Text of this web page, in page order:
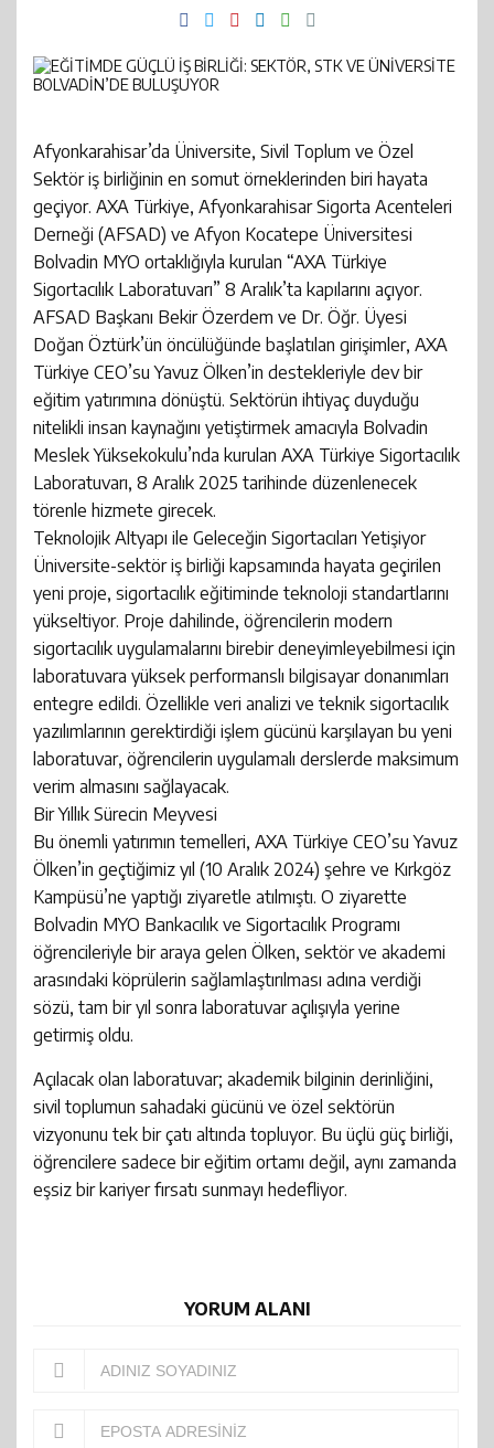
RADYO LOJİK 97.3
20:07 Vali Aktaş ve beraberindeki heyet Enerji Bakanı
köpeği toplandı
Afyonkarahisar’da Üniversite, Sivil Toplum ve Özel
Sektör iş birliğinin en somut örneklerinden biri hayata
geçiyor. AXA Türkiye, Afyonkarahisar Sigorta Acenteleri
Derneği (AFSAD) ve Afyon Kocatepe Üniversitesi
Bolvadin MYO ortaklığıyla kurulan “AXA Türkiye
Sigortacılık Laboratuvarı” 8 Aralık’ta kapılarını açıyor.
AFSAD Başkanı Bekir Özerdem ve Dr. Öğr. Üyesi
Doğan Öztürk’ün öncülüğünde başlatılan girişimler, AXA
Türkiye CEO’su Yavuz Ölken’in destekleriyle dev bir
eğitim yatırımına dönüştü. Sektörün ihtiyaç duyduğu
nitelikli insan kaynağını yetiştirmek amacıyla Bolvadin
Meslek Yüksekokulu’nda kurulan AXA Türkiye Sigortacılık
Laboratuvarı, 8 Aralık 2025 tarihinde düzenlenecek
törenle hizmete girecek.
Teknolojik Altyapı ile Geleceğin Sigortacıları Yetişiyor
Üniversite-sektör iş birliği kapsamında hayata geçirilen
yeni proje, sigortacılık eğitiminde teknoloji standartlarını
yükseltiyor. Proje dahilinde, öğrencilerin modern
sigortacılık uygulamalarını birebir deneyimleyebilmesi için
laboratuvara yüksek performanslı bilgisayar donanımları
entegre edildi. Özellikle veri analizi ve teknik sigortacılık
yazılımlarının gerektirdiği işlem gücünü karşılayan bu yeni
laboratuvar, öğrencilerin uygulamalı derslerde maksimum
verim almasını sağlayacak.
Bir Yıllık Sürecin Meyvesi
Bu önemli yatırımın temelleri, AXA Türkiye CEO’su Yavuz
Ölken’in geçtiğimiz yıl (10 Aralık 2024) şehre ve Kırkgöz
Kampüsü’ne yaptığı ziyaretle atılmıştı. O ziyarette
Bolvadin MYO Bankacılık ve Sigortacılık Programı
öğrencileriyle bir araya gelen Ölken, sektör ve akademi
arasındaki köprülerin sağlamlaştırılması adına verdiği
sözü, tam bir yıl sonra laboratuvar açılışıyla yerine
getirmiş oldu.
Açılacak olan laboratuvar; akademik bilginin derinliğini,
sivil toplumun sahadaki gücünü ve özel sektörün
vizyonunu tek bir çatı altında topluyor. Bu üçlü güç birliği,
öğrencilere sadece bir eğitim ortamı değil, aynı zamanda
eşsiz bir kariyer fırsatı sunmayı hedefliyor.
YORUM ALANI